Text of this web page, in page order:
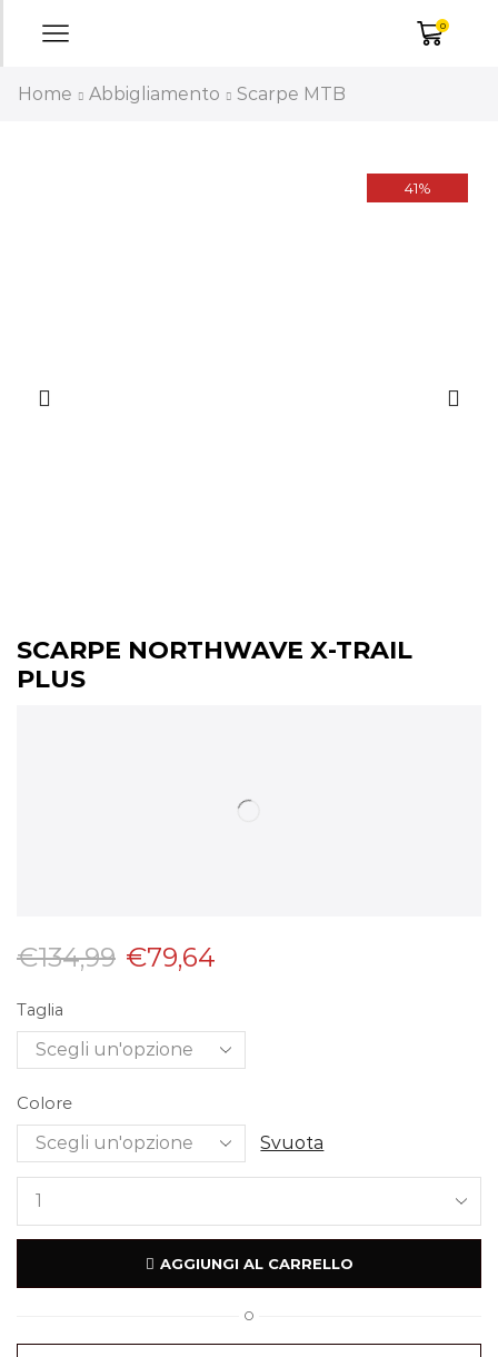
0
Home Abbigliamento Scarpe MTB
41%
SCARPE NORTHWAVE X-TRAIL
PLUS
€134,99 €79,64
Taglia
Colore
Svuota
AGGIUNGI AL CARRELLO
O